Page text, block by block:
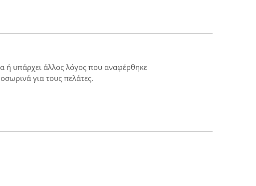
ή υπάρχει άλλος λόγος που αναφέρθηκε
για τους πελάτες.